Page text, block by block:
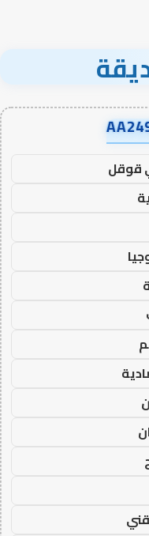
قوقل